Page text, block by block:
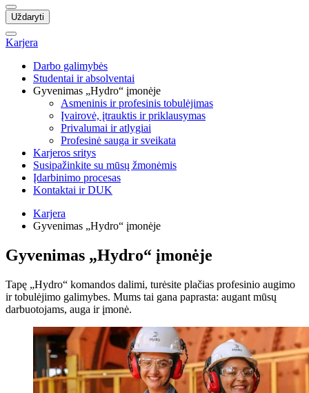
Uždaryti
Karjera
Darbo galimybės
Studentai ir absolventai
Gyvenimas „Hydro“ įmonėje
Asmeninis ir profesinis tobulėjimas
Įvairovė, įtrauktis ir priklausymas
Privalumai ir atlygiai
Profesinė sauga ir sveikata
Karjeros sritys
Susipažinkite su mūsų žmonėmis
Įdarbinimo procesas
Kontaktai ir DUK
Karjera
Gyvenimas „Hydro“ įmonėje
Gyvenimas „Hydro“ įmonėje
Tapę „Hydro“ komandos dalimi, turėsite plačias profesinio augimo
ir tobulėjimo galimybes. Mums tai gana paprasta: augant mūsų
darbuotojams, auga ir įmonė.